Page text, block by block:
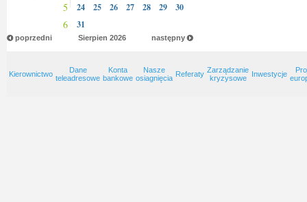
5 24 25 26 27 28 29 30
6 31
poprzedni następny
Sierpien 2026
Kierownictwo
Dane
teleadresowe
Konta
bankowe
Nasze
osiagnięcia Referaty Zarządzanie
kryzysowe
Inwestycje